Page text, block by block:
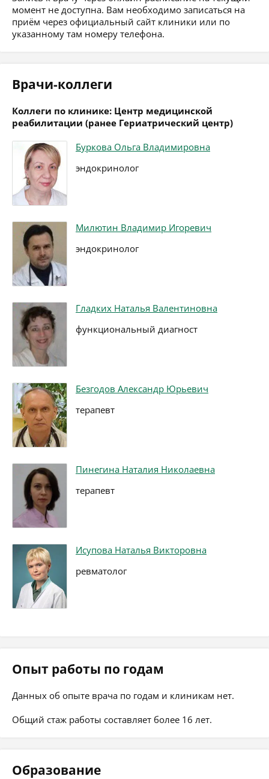
момент не доступна. Вам необходимо записаться на
приём через официальный сайт клиники или по
указанному там номеру телефона.
Врачи-коллеги
Коллеги по клинике: Центр медицинской
реабилитации (ранее Гериатрический центр)
Буркова Ольга Владимировна
эндокринолог
Милютин Владимир Игоревич
эндокринолог
Гладких Наталья Валентиновна
функциональный диагност
Безгодов Александр Юрьевич
терапевт
Пинегина Наталия Николаевна
терапевт
Исупова Наталья Викторовна
ревматолог
Опыт работы по годам
Данных об опыте врача по годам и клиникам нет.
Общий стаж работы составляет более 16 лет.
Образование